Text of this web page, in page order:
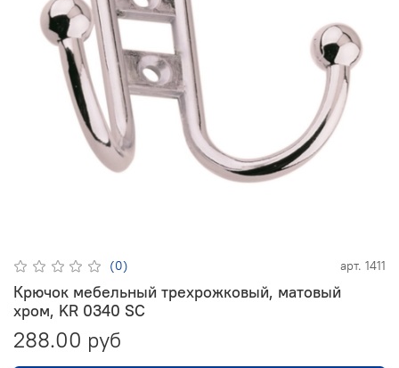
(0) арт. 1411
Крючок мебельный трехрожковый, матовый
хром, KR 0340 SC
288.00 руб